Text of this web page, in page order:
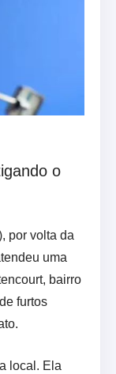
o
por volta da
uma
bairro
furtos
local. Ela